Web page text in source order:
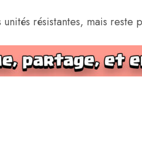
résistantes, mais